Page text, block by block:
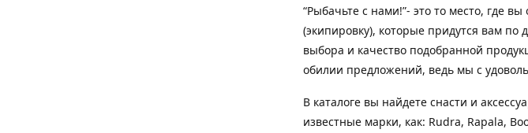
“Рыбачьте с нами!”- это то место, где
(экипировку), которые придутся вам
выбора и качество подобранной
обилии предложений, ведь мы с
В каталоге вы найдете снасти и
известные марки, как: Rudra, Rapala,